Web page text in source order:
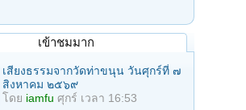
เข้าชมมาก
เสียงธรรมจากวัดท่าขนุน วันศุกร์ที่ ๗
สิงหาคม ๒๕๖๙
โดย iamfu ศุกร์ เวลา 16:53